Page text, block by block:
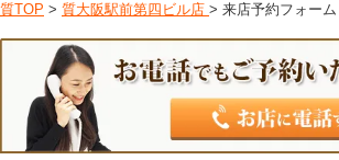
質TOP > 質大阪駅前第四ビル店 > 来店予約フォーム